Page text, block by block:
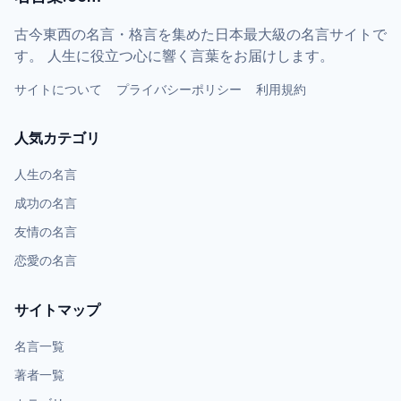
古今東西の名言・格言を集めた日本最大級の名言サイトで
す。 人生に役立つ心に響く言葉をお届けします。
サイトについて プライバシーポリシー 利用規約
人気カテゴリ
人生の名言
成功の名言
友情の名言
恋愛の名言
サイトマップ
名言一覧
著者一覧